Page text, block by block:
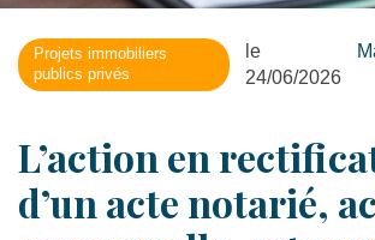
Projets immobiliers
publics privés
le
24/06/2026
L’action en
d’un acte notarié,